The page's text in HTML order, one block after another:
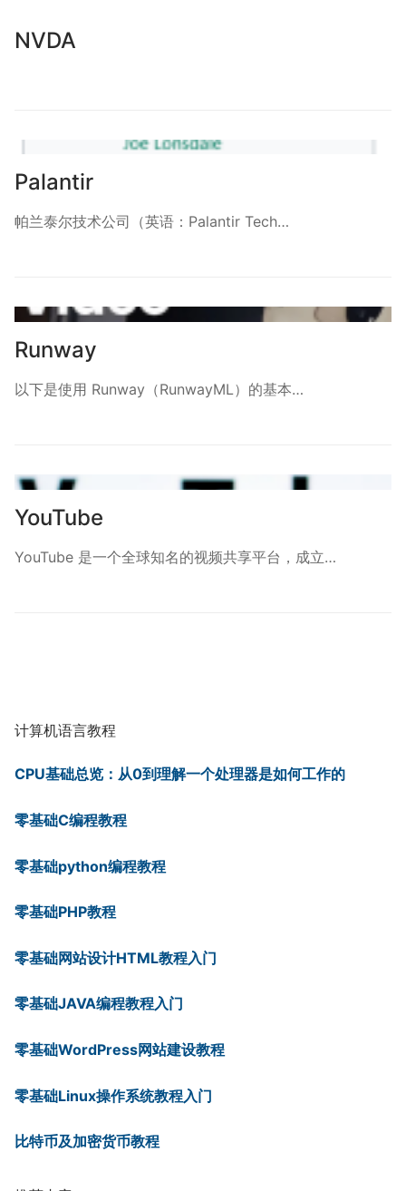
NVDA
Palantir
帕兰泰尔技术公司（英语：Palantir Tech…
Runway
以下是使用 Runway（RunwayML）的基本…
YouTube
YouTube 是一个全球知名的视频共享平台，成立…
计算机语言教程
CPU基础总览：从0到理解一个处理器是如何工作的
零基础C编程教程
零基础python编程教程
零基础PHP教程
零基础网站设计HTML教程入门
零基础JAVA编程教程入门
零基础WordPress网站建设教程
零基础Linux操作系统教程入门
比特币及加密货币教程